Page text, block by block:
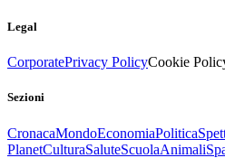
Legal
CorporatePrivacy PolicyCookie
Sezioni
CronacaMondoEconomiaPolitica
PlanetCulturaSaluteScuolaAnimali